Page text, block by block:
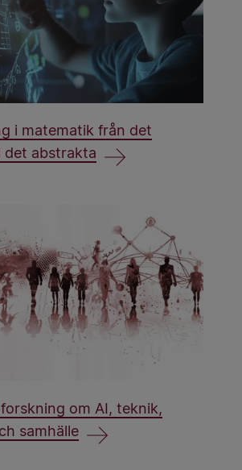
i matematik från det
det abstrakta
forskning om AI, teknik,
samhälle